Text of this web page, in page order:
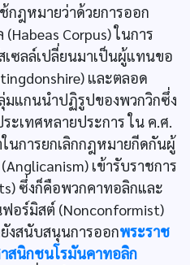
กฎหมายว่าด้วยการออก
Corpus) ในการ
เซลล์เปลี่ยนมาเป็นผู้แทนขอ
และตลอด
มแกนนำปฏิรูปของพวกวิกซึ่ง
เทศหลายประการ ใน ค.ศ.
นการยกเลิกกฎหมายกีดกันผู้
เข้ารับราชการ
ซึ่งก็คือพวกคาทอลิกและ
อร์มิสต์ (Nonconformist)
งสนับสนุนการออกพระราช
สนิกชนโรมันคาทอลิก